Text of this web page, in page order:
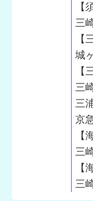
【
三
【
城
【
三
三
京
【
三
【
三